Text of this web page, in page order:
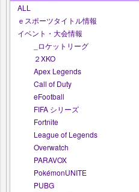
ALL
ｅスポーツタイトル情報
イベント・大会情報
_ロケットリーグ
２XKO
Apex Legends
Call of Duty
eFootball
FIFA シリーズ
Fortnite
League of Legends
Overwatch
PARAVOX
PokémonUNITE
PUBG